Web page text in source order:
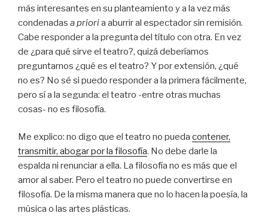
más interesantes en su planteamiento y a la vez más
condenadas a prioria aburrir al espectador sin remisión.
Cabe responder a la pregunta del título con otra. En vez
de ¿para qué sirve el teatro?, quizá deberíamos
preguntarnos ¿qué es el teatro? Y por extensión, ¿qué
no es? No sé si puedo responder a la primera fácilmente,
pero sí a la segunda: el teatro -entre otras muchas
cosas- no es filosofía.
Me explico: no digo que el teatro no pueda contener,
transmitir, abogar por la filosofía. No debe darle la
espalda ni renunciar a ella. La filosofía no es más que el
amor al saber. Pero el teatro no puede convertirse en
filosofía. De la misma manera que no lo hacen la poesía, la
música o las artes plásticas.